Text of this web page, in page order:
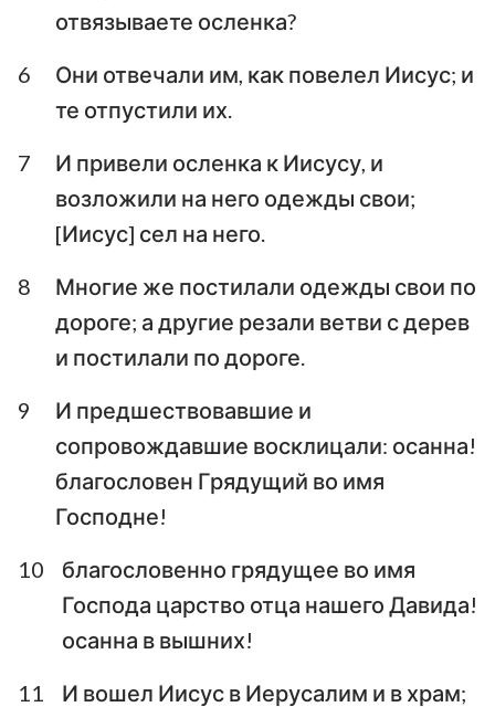
отвязываете осленка?
6
Они отвечали им, как повелел Иисус; и
те отпустили их.
7
И привели осленка к Иисусу, и
возложили на него одежды свои;
[Иисус] сел на него.
8
Многие же постилали одежды свои по
дороге; а другие резали ветви с дерев
и постилали по дороге.
9
И предшествовавшие и
сопровождавшие восклицали: осанна!
благословен Грядущий во имя
Господне!
10
благословенно грядущее во имя
Господа царство отца нашего Давида!
осанна в вышних!
11
И вошел Иисус в Иерусалим и в храм;